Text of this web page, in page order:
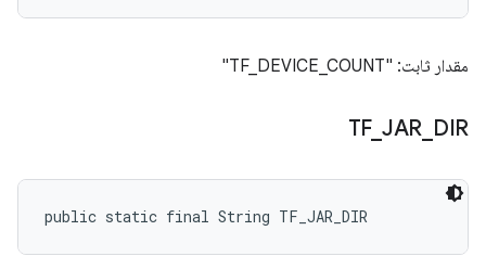
مقدار ثابت: "TF_DEVICE_COUNT"
TF_ JAR DIR
public static final String TF_JAR_DIR